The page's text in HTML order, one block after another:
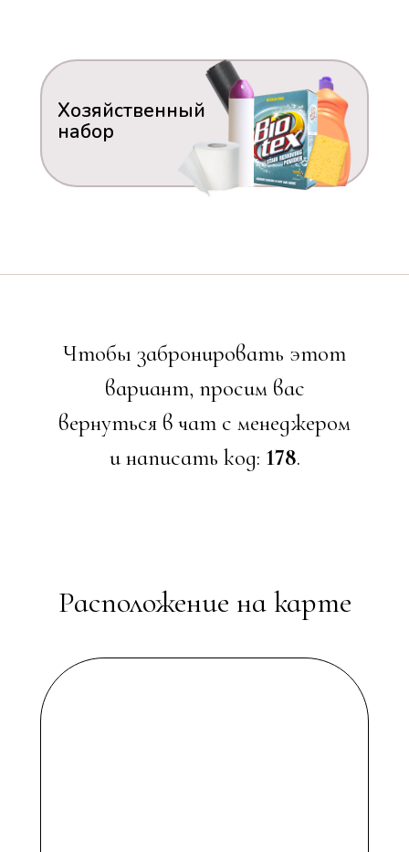
Хозяйственный
набор
Чтобы забронировать этот
вариант, просим вас
вернуться в чат с менеджером
и написать код: 178.
Расположение на карте